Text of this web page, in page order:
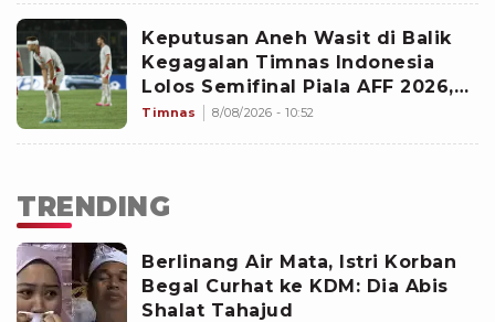
Keputusan Aneh Wasit di Balik
Kegagalan Timnas Indonesia
Lolos Semifinal Piala AFF 2026,
Untungkan Singapura dan
Timnas 8/08/2026 - 10:52
TRENDING
Berlinang Air Mata, Istri Korban
Begal Curhat ke KDM: Dia Abis
Shalat Tahajud